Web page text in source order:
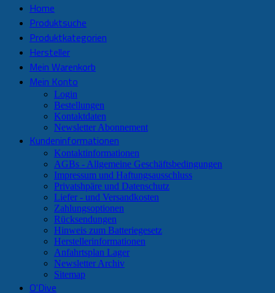
Home
Produktsuche
Produktkategorien
Hersteller
Mein Warenkorb
Mein Konto
Login
Bestellungen
Kontaktdaten
Newsletter Abonnement
Kundeninformationen
Kontaktinformationen
AGBs - Allgemeine Geschäftsbedingungen
Impressum und Haftungsausschluss
Privatshpäre und Datenschutz
Liefer - und Versandkosten
Zahlungsoptionen
Rücksendungen
Hinweis zum Batteriegesetz
Herstellerinformationen
Anfahrtsplan Lager
Newsletter Archiv
Sitemap
O'Dive